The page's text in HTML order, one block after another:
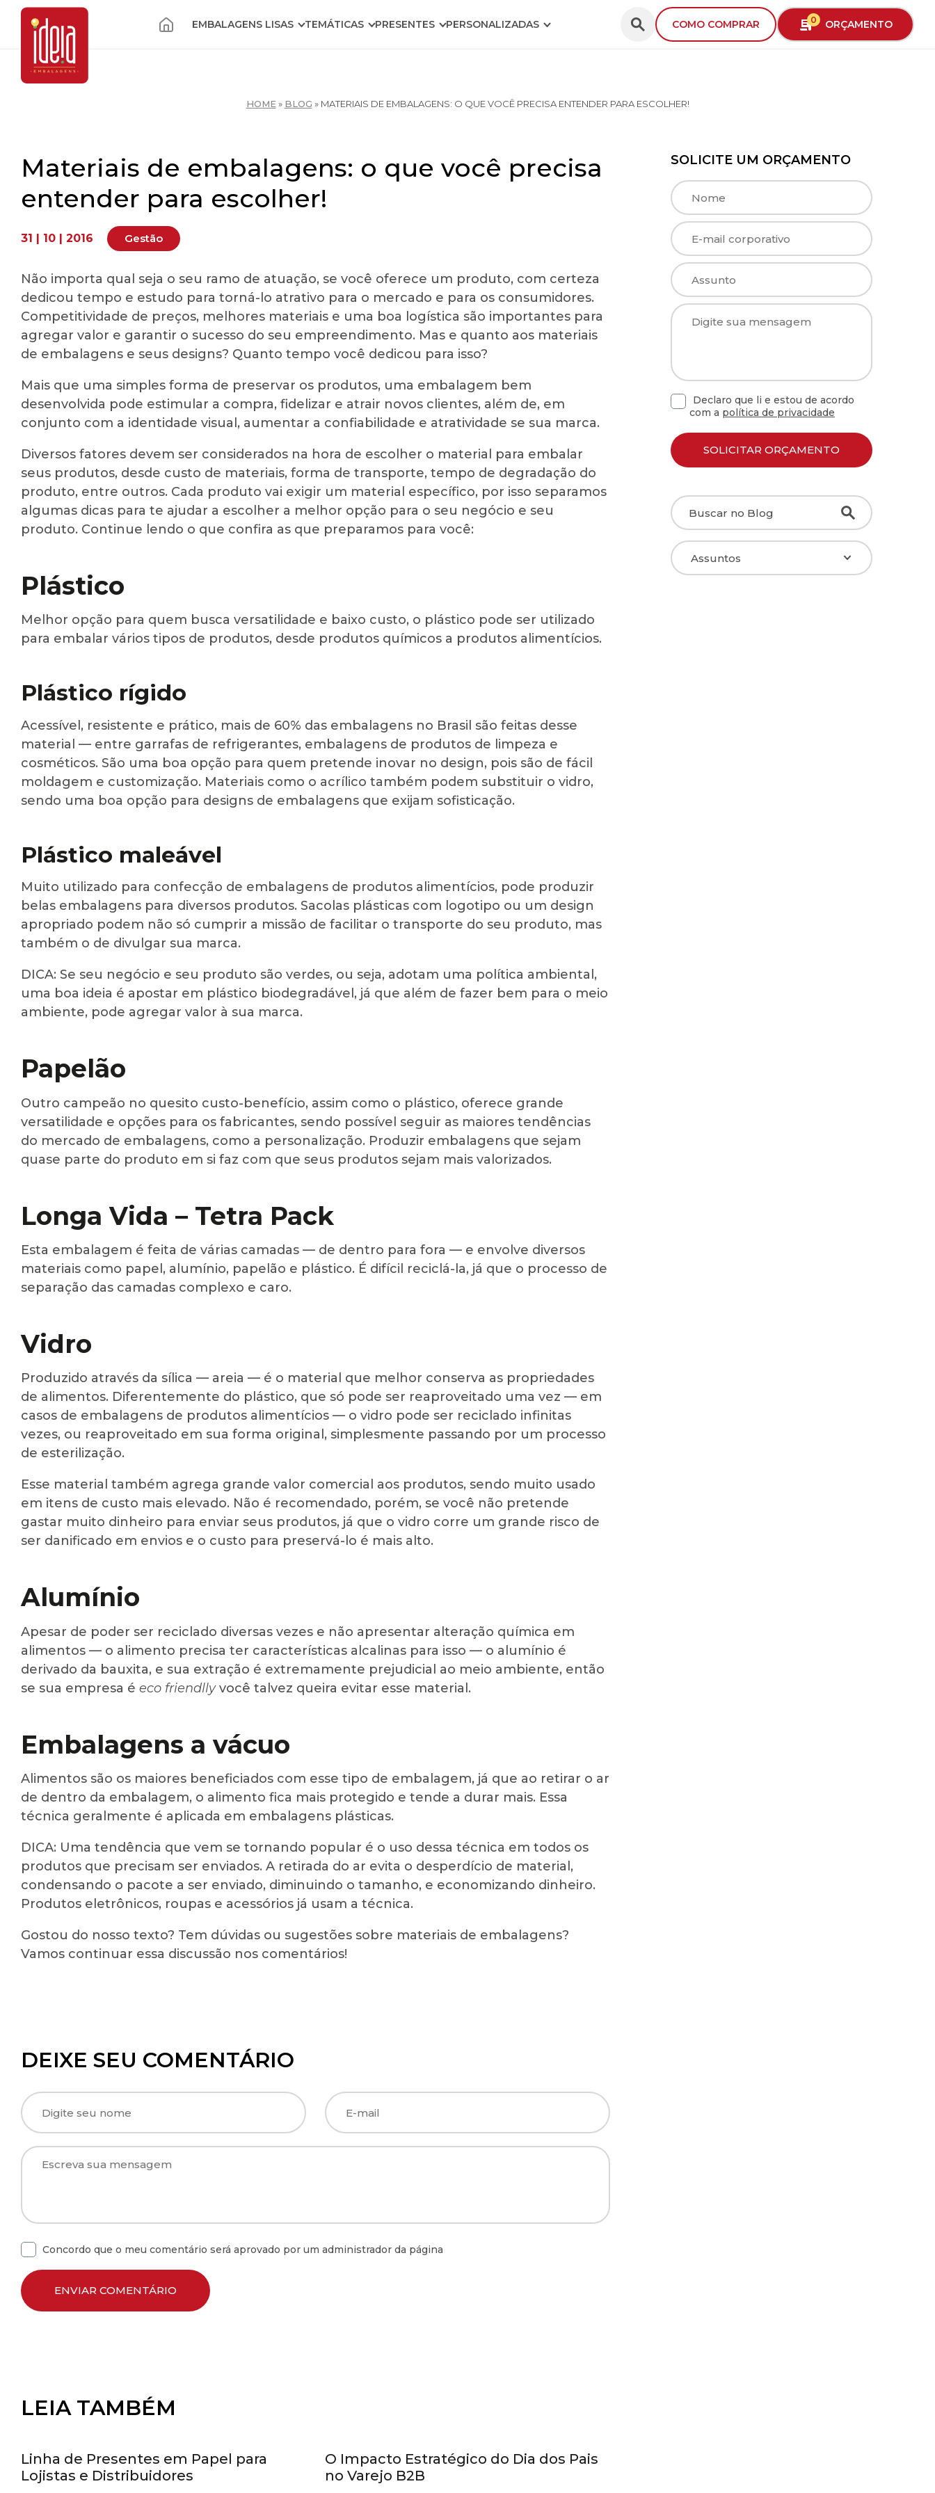
EMBALAGENS LISAS TEMÁTICAS PRESENTES PERSONALIZADAS COMO COMPRAR 0 ORÇAMENTO
HOME» BLOG » MATERIAIS DE EMBALAGENS: O QUE VOCÊ PRECISA ENTENDER PARA ESCOLHER!
Materiais de embalagens: o que você precisa
entender para escolher!
31 | 10 | 2016 Gestão
Não importa qual seja o seu ramo de atuação, se você oferece um produto, com certeza
dedicou tempo e estudo para torná-lo atrativo para o mercado e para os consumidores.
Competitividade de preços, melhores materiais e uma boa logística são importantes para
agregar valor e garantir o sucesso do seu empreendimento. Mas e quanto aos materiais
de embalagens e seus designs? Quanto tempo você dedicou para isso?
Mais que uma simples forma de preservar os produtos, uma embalagem bem
desenvolvida pode estimular a compra, fidelizar e atrair novos clientes, além de, em
conjunto com a identidade visual, aumentar a confiabilidade e atratividade se sua marca.
Diversos fatores devem ser considerados na hora de escolher o material para embalar
seus produtos, desde custo de materiais, forma de transporte, tempo de degradação do
produto, entre outros. Cada produto vai exigir um material específico, por isso separamos
algumas dicas para te ajudar a escolher a melhor opção para o seu negócio e seu
produto. Continue lendo o que confira as que preparamos para você:
Plástico
Melhor opção para quem busca versatilidade e baixo custo, o plástico pode ser utilizado
para embalar vários tipos de produtos, desde produtos químicos a produtos alimentícios.
Plástico rígido
Acessível, resistente e prático, mais de 60% das embalagens no Brasil são feitas desse
material — entre garrafas de refrigerantes, embalagens de produtos de limpeza e
cosméticos. São uma boa opção para quem pretende inovar no design, pois são de fácil
moldagem e customização. Materiais como o acrílico também podem substituir o vidro,
sendo uma boa opção para designs de embalagens que exijam sofisticação.
Plástico maleável
Muito utilizado para confecção de embalagens de produtos alimentícios, pode produzir
belas embalagens para diversos produtos. Sacolas plásticas com logotipo ou um design
apropriado podem não só cumprir a missão de facilitar o transporte do seu produto, mas
também o de divulgar sua marca.
DICA: Se seu negócio e seu produto são verdes, ou seja, adotam uma política ambiental,
uma boa ideia é apostar em plástico biodegradável, já que além de fazer bem para o meio
ambiente, pode agregar valor à sua marca.
Papelão
Outro campeão no quesito custo-benefício, assim como o plástico, oferece grande
versatilidade e opções para os fabricantes, sendo possível seguir as maiores tendências
do mercado de embalagens, como a personalização. Produzir embalagens que sejam
quase parte do produto em si faz com que seus produtos sejam mais valorizados.
Longa Vida – Tetra Pack
Esta embalagem é feita de várias camadas — de dentro para fora — e envolve diversos
materiais como papel, alumínio, papelão e plástico. É difícil reciclá-la, já que o processo de
separação das camadas complexo e caro.
Vidro
Produzido através da sílica — areia — é o material que melhor conserva as propriedades
de alimentos. Diferentemente do plástico, que só pode ser reaproveitado uma vez — em
casos de embalagens de produtos alimentícios — o vidro pode ser reciclado infinitas
vezes, ou reaproveitado em sua forma original, simplesmente passando por um processo
de esterilização.
Esse material também agrega grande valor comercial aos produtos, sendo muito usado
em itens de custo mais elevado. Não é recomendado, porém, se você não pretende
gastar muito dinheiro para enviar seus produtos, já que o vidro corre um grande risco de
ser danificado em envios e o custo para preservá-lo é mais alto.
Alumínio
Apesar de poder ser reciclado diversas vezes e não apresentar alteração química em
alimentos — o alimento precisa ter características alcalinas para isso — o alumínio é
derivado da bauxita, e sua extração é extremamente prejudicial ao meio ambiente, então
se sua empresa é eco friendllyvocê talvez queira evitar esse material.
Embalagens a vácuo
Alimentos são os maiores beneficiados com esse tipo de embalagem, já que ao retirar o ar
de dentro da embalagem, o alimento fica mais protegido e tende a durar mais. Essa
técnica geralmente é aplicada em embalagens plásticas.
DICA: Uma tendência que vem se tornando popular é o uso dessa técnica em todos os
produtos que precisam ser enviados. A retirada do ar evita o desperdício de material,
condensando o pacote a ser enviado, diminuindo o tamanho, e economizando dinheiro.
Produtos eletrônicos, roupas e acessórios já usam a técnica.
Gostou do nosso texto? Tem dúvidas ou sugestões sobre materiais de embalagens?
Vamos continuar essa discussão nos comentários!
DEIXE SEU COMENTÁRIO
Concordo que o meu comentário será aprovado por um administrador da página
LEIA TAMBÉM
Linha de presentes
Linha de Presentes em Papel para
Lojistas e Distribuidores
O Impacto Estratégico do Dia dos Pais
no Varejo B2B
SOLICITE UM ORÇAMENTO
Declaro que li e estou de acordo
com a política de privacidade